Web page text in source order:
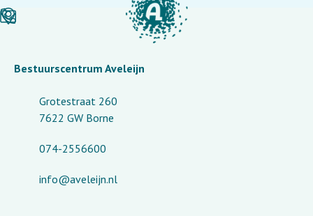
Bestuurscentrum Aveleijn
Grotestraat 260
7622 GW Borne
074-2556600
info@aveleijn.nl